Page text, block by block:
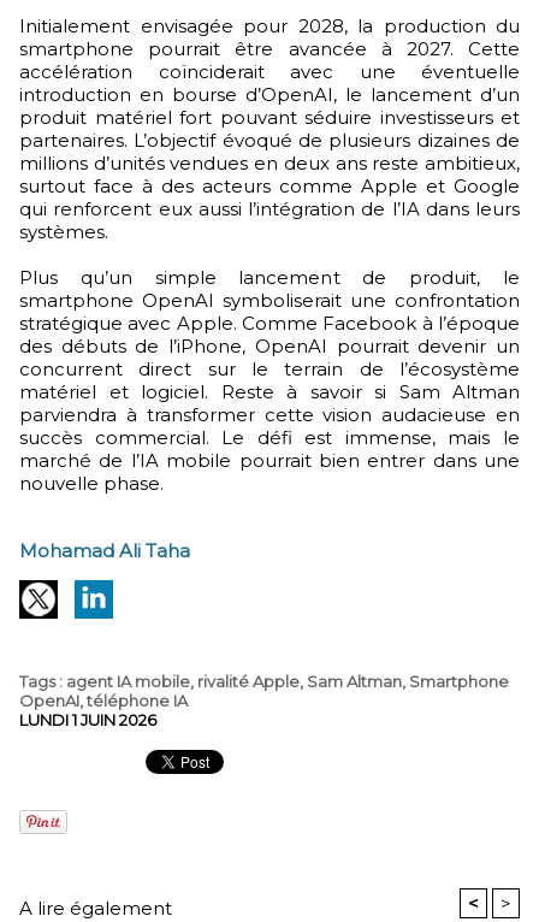
Initialement envisagée pour 2028, la production du
smartphone pourrait être avancée à 2027. Cette
accélération coïnciderait avec une éventuelle
introduction en bourse d’OpenAI, le lancement d’un
produit matériel fort pouvant séduire investisseurs et
partenaires. L’objectif évoqué de plusieurs dizaines de
millions d’unités vendues en deux ans reste ambitieux,
surtout face à des acteurs comme Apple et Google
qui renforcent eux aussi l’intégration de l’IA dans leurs
systèmes.
Plus qu’un simple lancement de produit, le
smartphone OpenAI symboliserait une confrontation
stratégique avec Apple. Comme Facebook à l’époque
des débuts de l’iPhone, OpenAI pourrait devenir un
concurrent direct sur le terrain de l’écosystème
matériel et logiciel. Reste à savoir si Sam Altman
parviendra à transformer cette vision audacieuse en
succès commercial. Le défi est immense, mais le
marché de l’IA mobile pourrait bien entrer dans une
nouvelle phase.
Mohamad Ali Taha
Tags: agent IA mobile, rivalité Apple, Sam Altman, Smartphone
OpenAI,téléphone IA
LUNDI 1 JUIN 2026
A lire également < >